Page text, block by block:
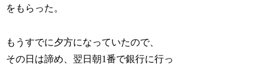
をもらった。
もうすでに夕方になっていたので、
その日は諦め、翌日朝1番で銀行に行っ